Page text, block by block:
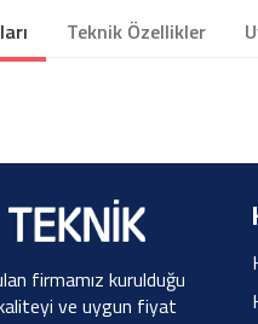
Teknik Özellikler
firmamız kurulduğu
ve uygun fiyat